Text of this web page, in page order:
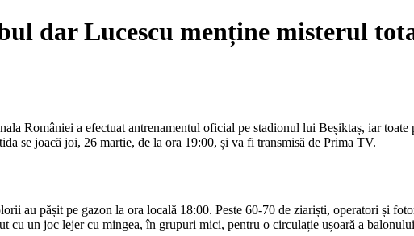
dar Lucescu menține misterul
României a efectuat antrenamentul oficial pe stadionul lui Beșiktaș, iar
se joacă joi, 26 martie, de la ora 19:00, și va fi transmisă de Prima TV.
au pășit pe gazon la ora locală 18:00. Peste 60-70 de ziariști, operatori și
cu un joc lejer cu mingea, în grupuri mici, pentru o circulație ușoară a